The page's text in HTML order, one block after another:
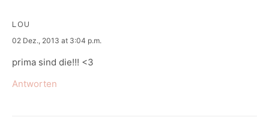
LOU
says:
02 Dez., 2013 at 3:04 p.m.
prima sind die!!! <3
Antworten